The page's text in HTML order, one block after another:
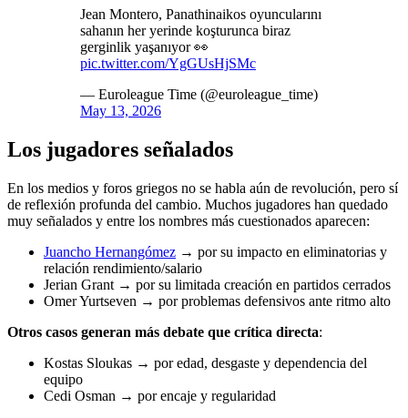
Jean Montero, Panathinaikos oyuncularını
sahanın her yerinde koşturunca biraz
gerginlik yaşanıyor 👀
pic.twitter.com/YgGUsHjSMc
— Euroleague Time (@euroleague_time)
May 13, 2026
Los jugadores señalados
En los medios y foros griegos no se habla aún de revolución, pero sí
de reflexión profunda del cambio. Muchos jugadores han quedado
muy señalados y entre los nombres más cuestionados aparecen:
Juancho Hernangómez → por su impacto en eliminatorias y
relación rendimiento/salario
Jerian Grant → por su limitada creación en partidos cerrados
Omer Yurtseven → por problemas defensivos ante ritmo alto
Otros casos generan más debate que crítica directa:
Kostas Sloukas → por edad, desgaste y dependencia del
equipo
Cedi Osman → por encaje y regularidad